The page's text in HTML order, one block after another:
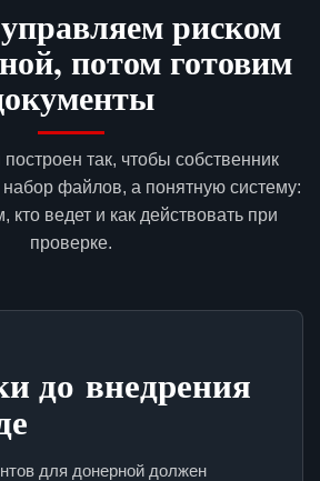
риском
потом готовим
так, чтобы собственник
файлов, а понятную систему:
кто ведет и как действовать при
проверке.
до внедрения
для донерной должен